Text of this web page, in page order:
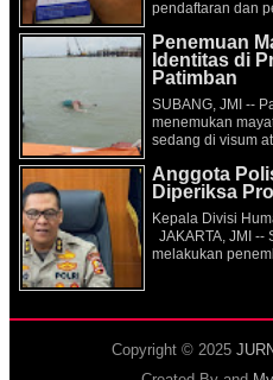
pendaftaran dan
Penemuan
Identitas di
Patimban
SUBANG, JMI --
menemukan
sedang di visum
Anggota
Diperiksa
Kepala Divisi
JAKARTA, JMI --
melakukan
Copyright © 2025